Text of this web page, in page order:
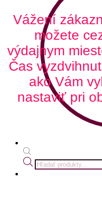
Products
search
Vážení
možete
výdajnym
Čas
ako Vám
nastaviť pri